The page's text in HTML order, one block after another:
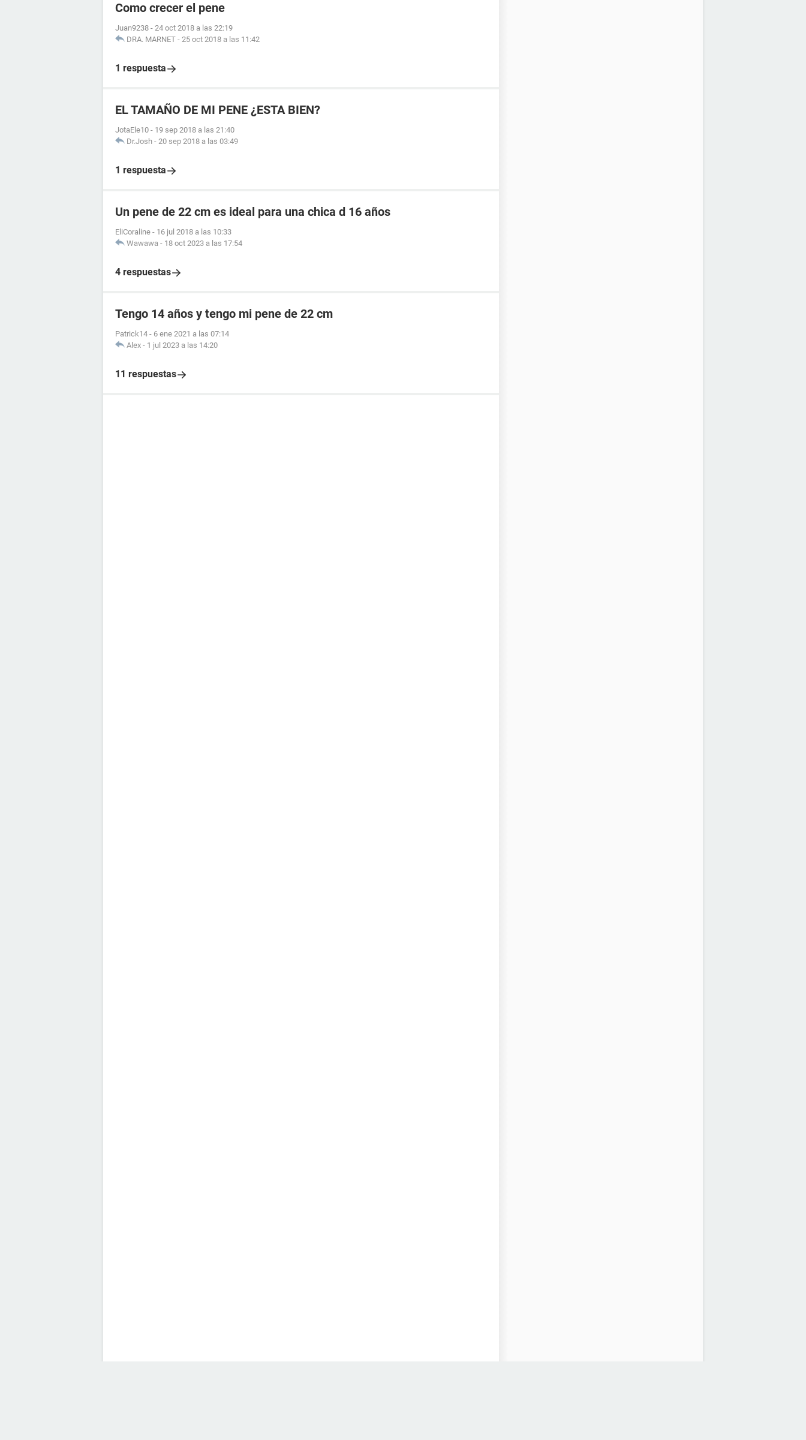
Como crecer el pene
Juan9238 - 24 oct 2018 a las 22:19
DRA. MARNET - 25 oct 2018 a las 11:42
1 respuesta
EL TAMAÑO DE MI PENE ¿ESTA BIEN?
JotaEle10 - 19 sep 2018 a las 21:40
Dr.Josh - 20 sep 2018 a las 03:49
1 respuesta
Un pene de 22 cm es ideal para una chica d 16 años
EliCoraline - 16 jul 2018 a las 10:33
Wawawa - 18 oct 2023 a las 17:54
4 respuestas
Tengo 14 años y tengo mi pene de 22 cm
Patrick14 - 6 ene 2021 a las 07:14
Alex - 1 jul 2023 a las 14:20
11 respuestas